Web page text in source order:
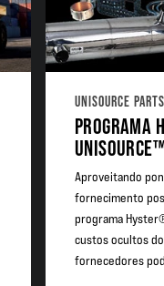
UNISOURCE PARTS
PROGRAMA
Aproveitando
fornecimento
programa
custos ocultos
fornecedores